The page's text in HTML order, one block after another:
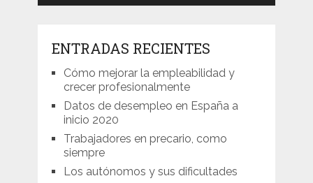
ENTRADAS RECIENTES
Cómo mejorar la empleabilidad y
crecer profesionalmente
Datos de desempleo en España a
inicio 2020
Trabajadores en precario, como
siempre
Los autónomos y sus dificultades